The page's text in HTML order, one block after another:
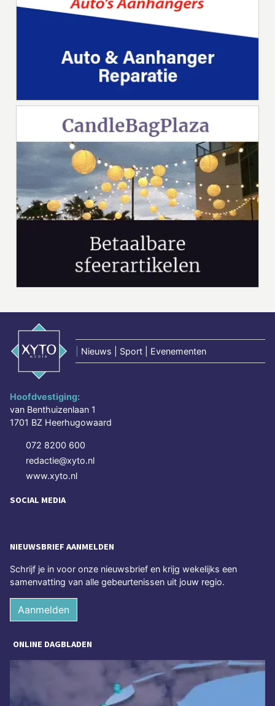
Nieuws | Sport | Evenementen
Hoofdvestiging:
van Benthuizenlaan 1
1701 BZ Heerhugowaard
072 8200 600
redactie@xyto.nl
www.xyto.nl
SOCIAL MEDIA
NIEUWSBRIEF AANMELDEN
Schrijf je in voor onze nieuwsbrief en krijg wekelijks een
samenvatting van alle gebeurtenissen uit jouw regio.
Aanmelden
ONLINE DAGBLADEN